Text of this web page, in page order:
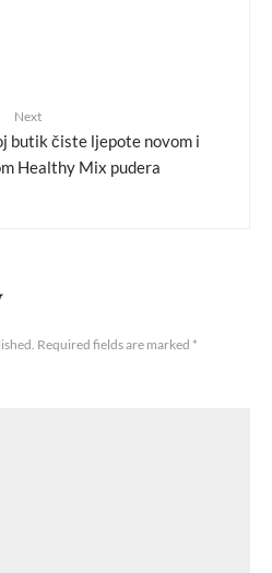
Next
butik čiste ljepote novom i
Healthy Mix pudera
Required fields are marked *